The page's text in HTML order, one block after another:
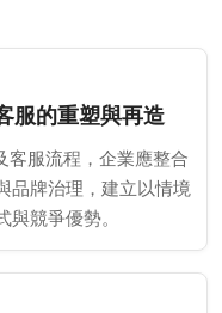
服的重塑與再造
客服流程，企業應整合
品牌治理，建立以情境
競爭優勢。